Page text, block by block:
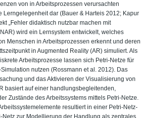
von in Arbeitsprozessen verursachten
Lerngelegenheit dar (Bauer & Harteis 2012; Kapur
„Fehler didaktisch nutzbar machen mit
wird ein Lernsystem entwickelt, welches
Menschen in Arbeitsprozessen erkennt und deren
in Augmented Reality (AR) simuliert. Als
Arbeitsprozesse lassen sich Petri-Netze für
nutzen (Rossmann et al. 2012). Das
und das Aktivieren der Visualisierung von
basiert auf einer handlungsbegleitenden,
Zustände des Arbeitssystems mittels Petri-Netze.
resultiert in einer Petri-Netz-
Netz zur Modellierung der Handlung als zentrales